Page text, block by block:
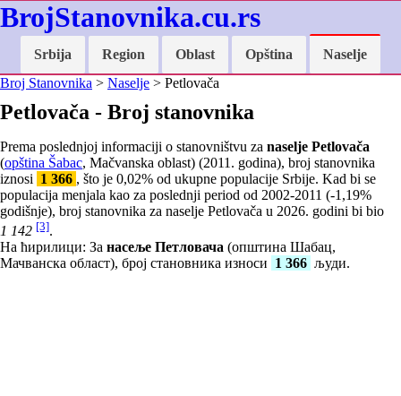
BrojStanovnika.cu.rs
Srbija Region Oblast Opština
Naselje
Broj Stanovnika > Naselje > Petlovača
Petlovača - Broj stanovnika
Prema poslednjoj informaciji o stanovništvu za naselje Petlovača
(opština Šabac, Mačvanska oblast) (2011. godina), broj stanovnika
iznosi 1 366 , što je 0,02% od ukupne populacije Srbije. Kad bi se
populacija menjala kao za poslednji period od 2002-2011 (-1,19%
godišnje), broj stanovnika za naselje Petlovača u 2026. godini bi bio
1 142 [3].
На ћирилици: За насеље Петловача (општина Шабац,
Мачванска област), број становника износи 1 366 људи.